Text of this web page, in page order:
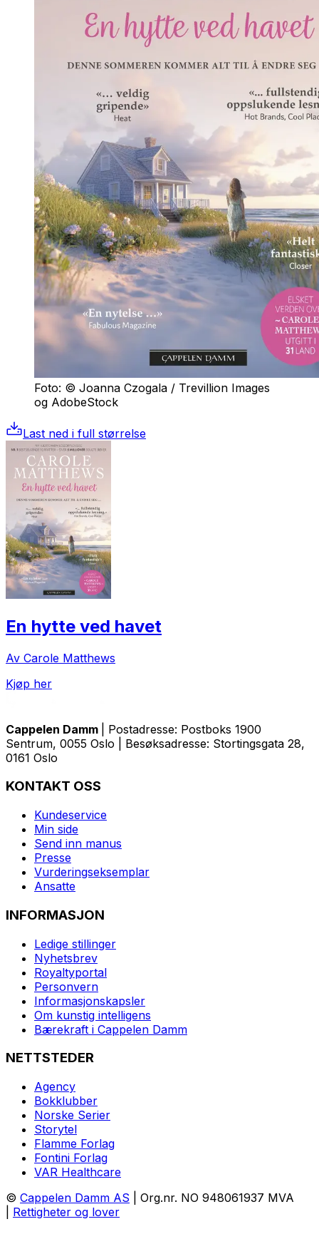
Foto: © Joanna Czogala / Trevillion Images
og AdobeStock
Last ned i full størrelse
En hytte ved havet
Av Carole Matthews
Kjøp her
Cappelen Damm
| Postadresse: Postboks 1900
Sentrum, 0055 Oslo | Besøksadresse: Stortingsgata 28,
0161 Oslo
KONTAKT OSS
Kundeservice
Min side
Send inn manus
Presse
Vurderingseksemplar
Ansatte
INFORMASJON
Ledige stillinger
Nyhetsbrev
Royaltyportal
Personvern
Informasjonskapsler
Om kunstig intelligens
Bærekraft i Cappelen Damm
NETTSTEDER
Agency
Bokklubber
Norske Serier
Storytel
Flamme Forlag
Fontini Forlag
VAR Healthcare
© Cappelen Damm AS | Org.nr. NO 948061937 MVA
Rettigheter og lover